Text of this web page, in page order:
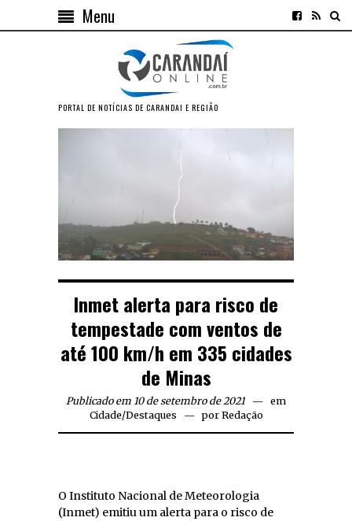
Menu
PORTAL DE NOTÍCIAS DE CARANDAI E REGIÃO
Inmet alerta para risco de
tempestade com ventos de
até 100 km/h em 335 cidades
de Minas
Publicado em 10 de setembro de 2021
em
Cidade/Destaques por Redação
O Instituto Nacional de Meteorologia
(Inmet) emitiu um alerta para o risco de